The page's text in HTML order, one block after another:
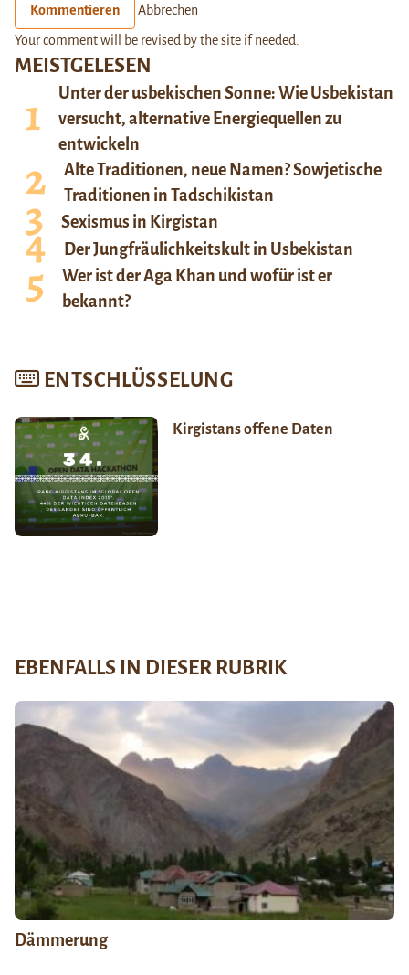
MEISTGELESEN
Unter der usbekischen Sonne: Wie Usbekistan
versucht, alternative Energiequellen zu
entwickeln
Alte Traditionen, neue Namen? Sowjetische
Traditionen in Tadschikistan
Sexismus in Kirgistan
Der Jungfräulichkeitskult in Usbekistan
Wer ist der Aga Khan und wofür ist er
bekannt?
ENTSCHLÜSSELUNG
Kirgistans offene Daten
Kommentieren Abbrechen
Your comment will be revised by the site if needed.
EBENFALLS IN DIESER RUBRIK
Dämmerung